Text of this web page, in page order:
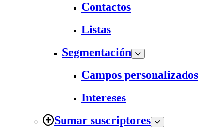
Contactos
Listas
Segmentación
Campos personalizados
Intereses
Sumar suscriptores